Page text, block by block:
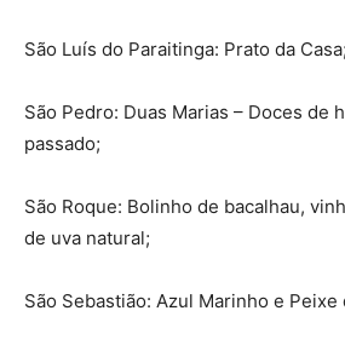
São Luís do Paraitinga: Prato da Casa;
São Pedro: Duas Marias – Doces de
passado;
São Roque: Bolinho de bacalhau,
de uva natural;
São Sebastião: Azul Marinho e Peixe